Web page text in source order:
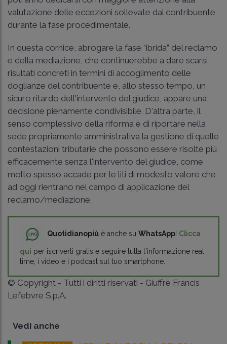
valutazione delle eccezioni sollevate dal contribuente
durante la fase procedimentale.
In questa cornice, abrogare la fase “ibrida” del reclamo
e della mediazione, che continuerebbe a dare scarsi
risultati concreti in termini di accoglimento delle
doglianze del contribuente e, allo stesso tempo, un
sicuro ritardo dell'intervento del giudice, appare una
decisione pienamente condivisibile. D'altra parte, il
senso complessivo della riforma è di riportare nella
sede propriamente amministrativa la gestione di quelle
contestazioni tributarie che possono essere risolte più
efficacemente senza l'intervento del giudice, come
molto spesso accade per le liti di modesto valore che
ad oggi rientrano nel campo di applicazione del
reclamo/mediazione.
Quotidianopiù è anche su WhatsApp! Clicca
qui per iscriverti gratis e seguire tutta l'informazione real
time, i video e i podcast sul tuo smartphone.
© Copyright - Tutti i diritti riservati - Giuffrè Francis
Lefebvre S.p.A.
Vedi anche